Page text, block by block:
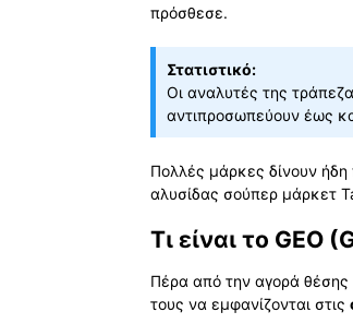
πρόσθεσε.
Στατιστικό:
Οι αναλυτές της
αντιπροσωπεύουν έως
Πολλές μάρκες δίνουν
αλυσίδας σούπερ μάρκετ
Τι είναι το
Πέρα από την αγορά θέσης
τους να εμφανίζονται στις